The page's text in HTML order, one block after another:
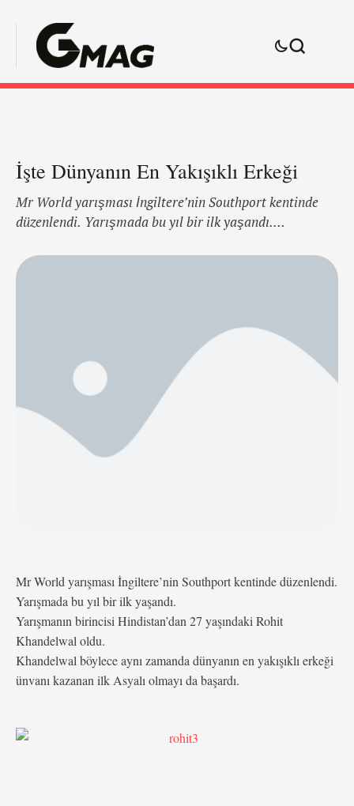
İşte Dünyanın En Yakışıklı Erkeği
Mr World yarışması İngiltere’nin Southport kentinde
düzenlendi. Yarışmada bu yıl bir ilk yaşandı.
Khandelwal oldu. Khandelwal böylece aynı zamanda
dünyanın en yakışıklı erkeği ünvanı kazanan ilk Asyalı
Rico’dan 21 yaşındaki Fernando Alvarez (sağda) ve
Meksika’dan 26 …
Mr World yarışması İngiltere’nin Southport kentinde düzenlendi.
Yarışmada bu yıl bir ilk yaşandı.
Yarışmanın birincisi Hindistan’dan 27 yaşındaki Rohit
Khandelwal oldu.
Khandelwal böylece aynı zamanda dünyanın en yakışıklı erkeği
ünvanı kazanan ilk Asyalı olmayı da başardı.